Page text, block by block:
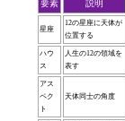
要素 説明
星座
12の星座に天体が
位置する
ハウ
ス
人生の12の領域を
表す
アス
ペク
ト
天体同士の角度